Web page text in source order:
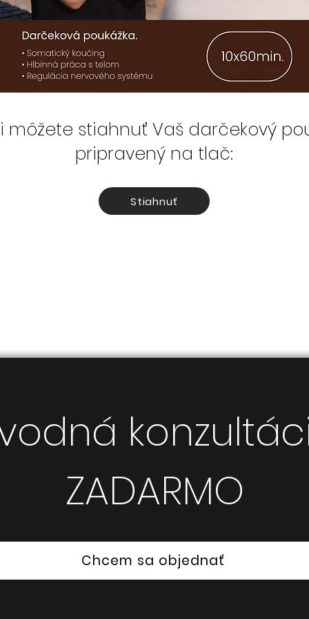
môžete stiahnuť Vaš darčekový
pripravený na tlač:
Stiahnuť
ZADARMO
Chcem sa objednať